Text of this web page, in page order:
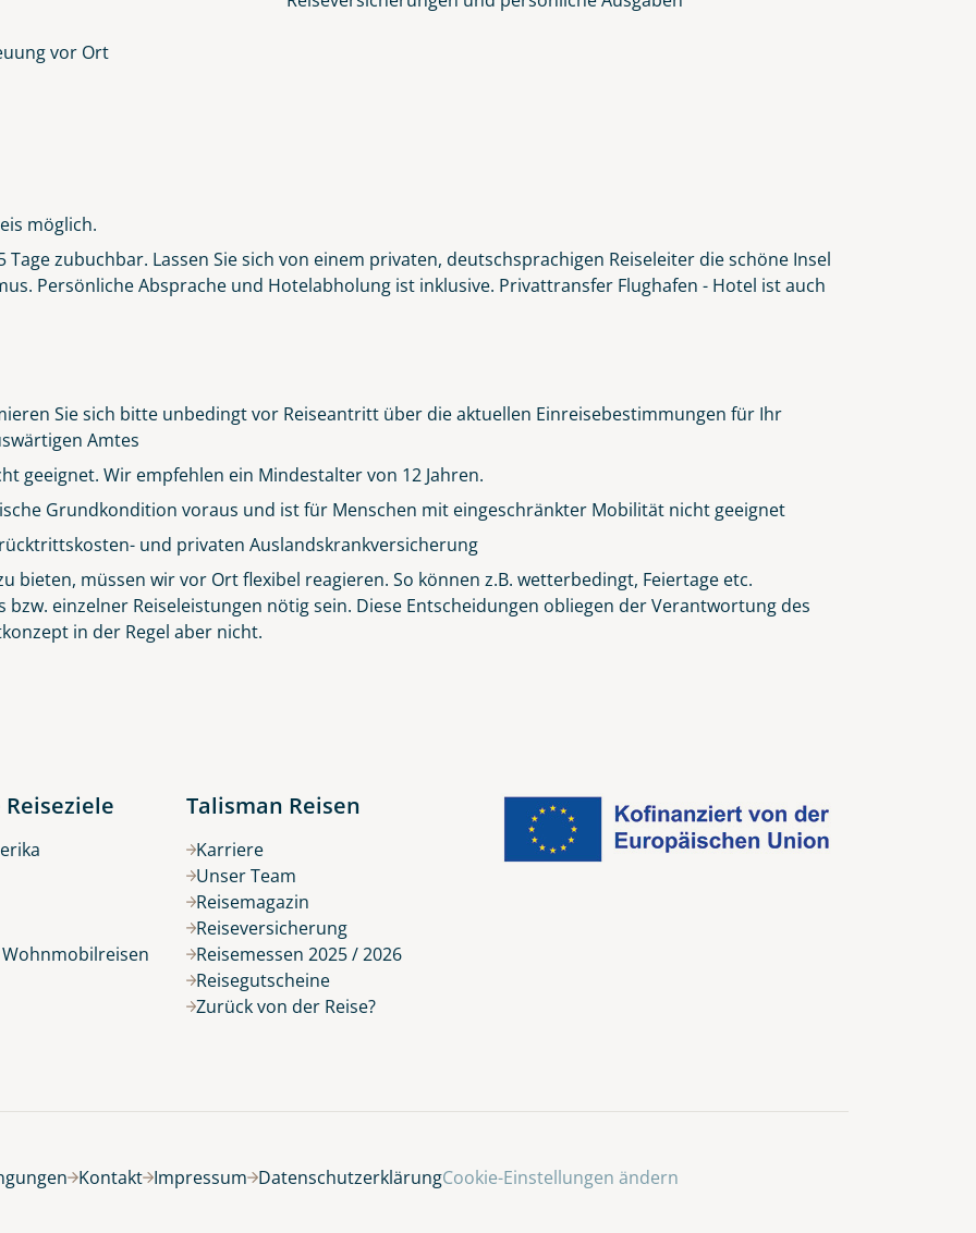
Küste von Madeira nahe Santana
© Rulan - stock.adobe.com
vor Ort
möglich.
zubuchbar. Lassen Sie sich von einem privaten, deutschsprachigen Reiseleiter die schöne Insel
Persönliche Absprache und Hotelabholung ist inklusive. Privattransfer Flughafen - Hotel ist auch
Sie sich bitte unbedingt vor Reiseantritt über die aktuellen Einreisebestimmungen für Ihr
Amtes
geeignet. Wir empfehlen ein Mindestalter von 12 Jahren.
Grundkondition voraus und ist für Menschen mit eingeschränkter Mobilität nicht geeignet
und privaten Auslandskrankversicherung
bieten, müssen wir vor Ort flexibel reagieren. So können z.B. wetterbedingt, Feiertage etc.
einzelner Reiseleistungen nötig sein. Diese Entscheidungen obliegen der Verantwortung des
in der Regel aber nicht.
Talisman Reisen
Karriere
Unser Team
Reisemagazin
Reiseversicherung
Reisemessen 2025 / 2026
Reisegutscheine
Zurück von der Reise?
Kontakt Impressum DatenschutzerklärungCookie-Einstellungen ändern